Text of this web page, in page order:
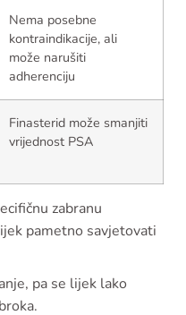
Nema posebne
kontraindikacije, ali
može narušiti
adherenciju
Finasterid može smanjiti
vrijednost PSA
zabranu
pametno savjetovati
pa se lijek lako